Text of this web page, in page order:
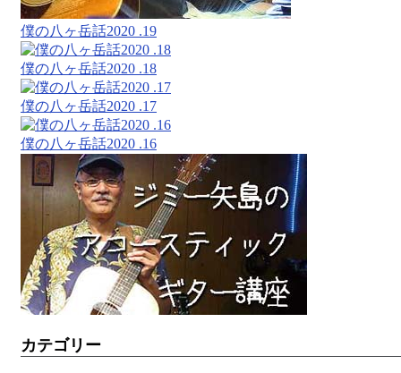
僕の八ヶ岳話2020 .19
僕の八ヶ岳話2020 .18
僕の八ヶ岳話2020 .17
僕の八ヶ岳話2020 .16
カテゴリー